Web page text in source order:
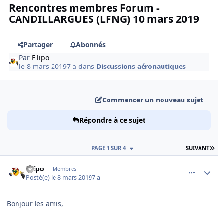
Rencontres membres Forum -
CANDILLARGUES (LFNG) 10 mars 2019
Partager
Abonnés
Par Filipo
le 8 mars 20197 a dans Discussions aéronautiques
Commencer un nouveau sujet
Répondre à ce sujet
SUIVANT
PAGE 1 SUR 4
Filipo Membres
Posté(e) le 8 mars 20197 a
Bonjour les amis,